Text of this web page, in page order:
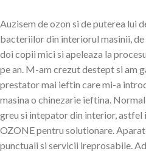
Auzisem de ozon si de puterea lui
bacteriilor din interiorul masinii, de
doi copii mici si apeleaza la
pe an. M-am crezut destept si am
prestator mai ieftin care mi-a
masina o chinezarie ieftina.
greu si intepator din interior,
OZONE pentru solutionare.
punctuali si servicii ireprosabile.